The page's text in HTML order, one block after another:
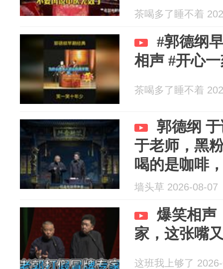
茶喝多了睡不着
#郭德纲
相声 #开心
茶喝多了睡不着
郭德纲
于老师，黑
喝的是咖啡
墙头草 2026-08-07
爆笑相声
家，这张嘴
这班我上够了